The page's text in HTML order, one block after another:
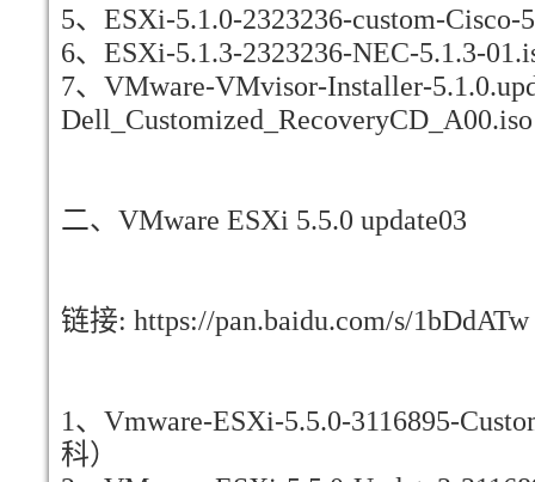
5、ESXi-5.1.0-2323236-custom-
6、ESXi-5.1.3-2323236-NEC-5.1.3-
7、VMware-VMvisor-Installer-
二、VMware ESXi 5.5.0 update03
链接: https://pan.baidu.com/s/
1、Vmware-ESXi-5.5.0-3116895-
科）